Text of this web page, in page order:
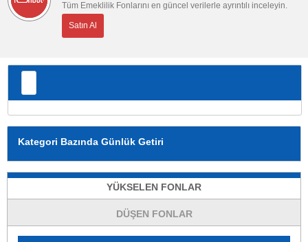
Tüm Emeklilik Fonlarını en güncel verilerle ayrıntılı inceleyin.
Satın Al
Kategori Bazında Günlük Getiri
YÜKSELEN FONLAR
DÜŞEN FONLAR